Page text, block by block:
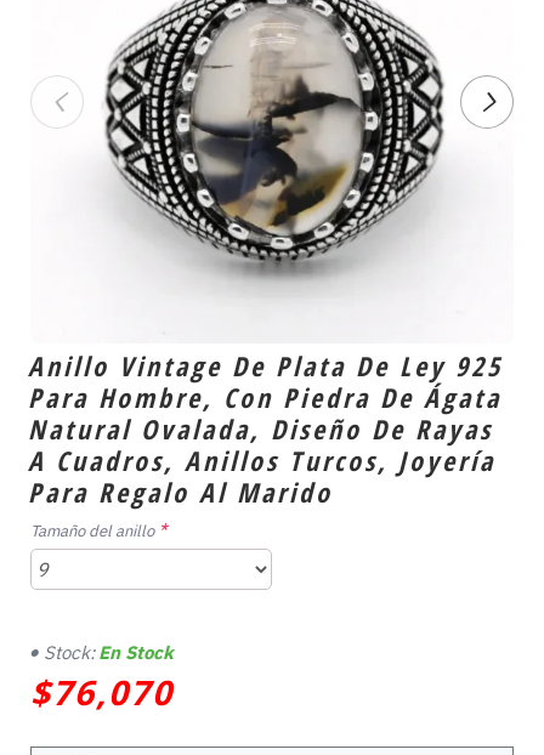
Anillo Vintage De Plata De Ley 925
Para Hombre, Con Piedra De Ágata
Natural Ovalada, Diseño De Rayas
A Cuadros, Anillos Turcos, Joyería
Para Regalo Al Marido
$76,070
Stock: En Stock
Tamaño del anillo